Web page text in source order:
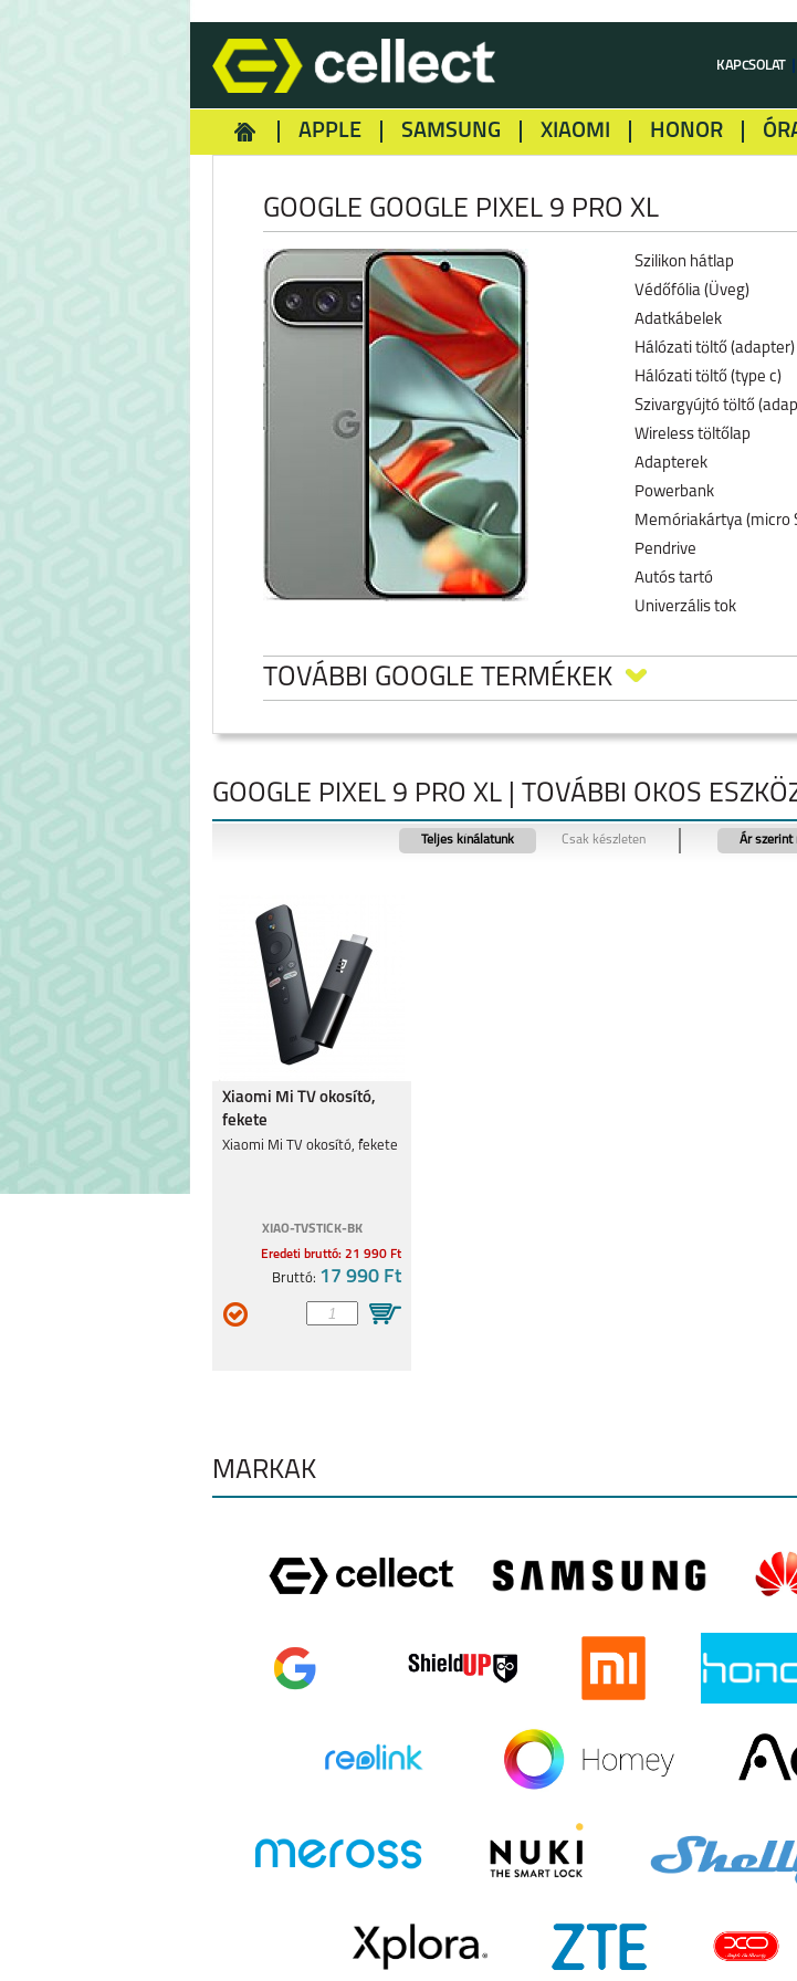
KAPCSOLAT
APPLE SAMSUNG XIAOMI HONOR
GOOGLE GOOGLE PIXEL 9 PRO XL
Szilikon hátlap
Védőfólia (Üveg)
Adatkábelek
Hálózati töltő (adapter)
Hálózati töltő (type c)
Szivargyújtó töltő
Wireless töltőlap
Adapterek
Powerbank
Memóriakártya (micro
Pendrive
Autós tartó
Univerzális tok
TOVÁBBI GOOGLE TERMÉKEK
GOOGLE PIXEL 9
GOOGLE PIXEL 9 PRO XL | TOVÁBBI OKOS
Teljes kínálatunk Csak készleten Ár szerint
Xiaomi Mi TV okosító,
fekete
Xiaomi Mi TV okosító, fekete
XIAO-TVSTICK-BK
Eredeti bruttó: 21 990 Ft
Bruttó: 17 990 Ft
MÁRKÁK